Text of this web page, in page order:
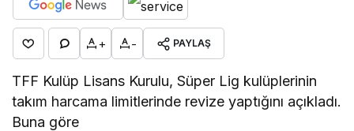
+ - PAYLAŞ
TFF Kulüp Lisans Kurulu, Süper Lig kulüplerinin
takım harcama limitlerinde revize yaptığını açıkladı.
Buna göre